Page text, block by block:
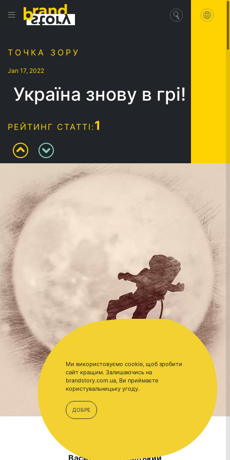
ТОЧКА ЗОРУ
Jan 17, 2022
Україна знову в грі!
РЕЙТИНГ СТАТТІ:1
Василь Хмельницький
Ми використовуємо cookie, щоб зробити
сайт кращим. Залишаючись на
brandstory.com.ua, Ви приймаєте
користувальницьку угоду.
ДОБРЕ